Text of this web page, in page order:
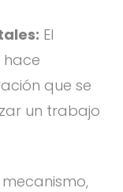
El
que se
un trabajo